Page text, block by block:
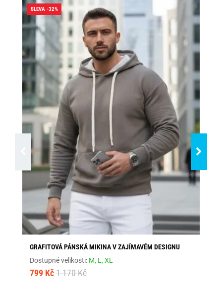
SLEVA -32%
GRAFITOVÁ PÁNSKÁ MIKINA V ZAJÍMAVÉM DESIGNU
Dostupné velikosti: M, L,XL
799 Kč 1 170 Kč